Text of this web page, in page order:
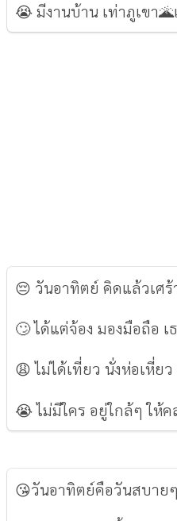
😭 มีงานบ้าน เท่าภูเขา🌋
😔 วันอาทิตย์ คิดแล้วเศร้
🙄 ได้แต่จ้อง มองมือถือ เ
😩 ไม่ได้เที่ยว นั่งห่อเหี่ยว
😭 ไม่มีใคร อยู่ใกล้ๆ ให้ค
😘วันอาทิตย์คือวันสบาย